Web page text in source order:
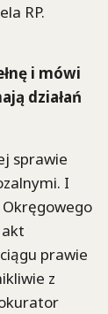
RP.
i mówi
działań
sprawie
I
prawie
z